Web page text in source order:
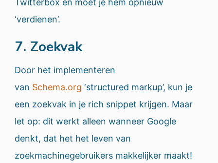
Twitterbox en moet je hem opnieuw
‘verdienen’.
7. Zoekvak
Door het implementeren
van Schema.org ‘structured markup’, kun je
een zoekvak in je rich snippet krijgen. Maar
let op: dit werkt alleen wanneer Google
denkt, dat het het leven van
zoekmachinegebruikers makkelijker maakt!